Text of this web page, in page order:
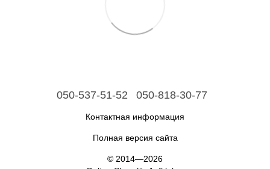
050-537-51-52 050-818-30-77
Контактная информация
Полная версия сайта
© 2014—2026